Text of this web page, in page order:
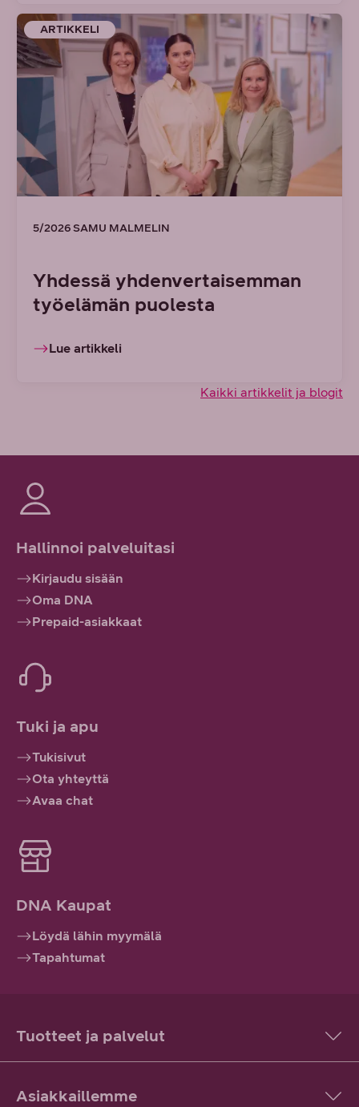
ARTIKKELI
5/2026 SAMU MALMELIN
Yhdessä yhdenvertaisemman
työelämän puolesta
Lue artikkeli
Kaikki artikkelit ja blogit
Hallinnoi palveluitasi
Kirjaudu sisään
Oma DNA
Prepaid-asiakkaat
Tuki ja apu
Tukisivut
Ota yhteyttä
Avaa chat
DNA Kaupat
Löydä lähin myymälä
Tapahtumat
Tuotteet ja palvelut
Asiakkaillemme